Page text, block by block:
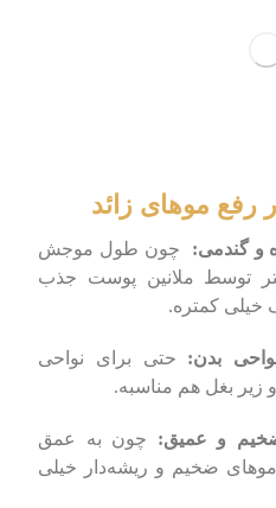
رفع موهای زائد
چون طول موجش
توسط ملانین پوست جذب
کمتره.
حتی برای نواحی
بغل هم مناسبه.
چون به عمق
ضخیم و ریشه‌دار خیلی